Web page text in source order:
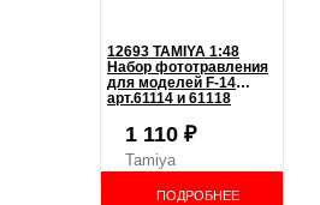
12693 TAMIYA 1:48
Набор фототравления
для моделей F-14
арт.61114 и 61118
1 110 ₽
Tamiya
ПОДРОБНЕЕ